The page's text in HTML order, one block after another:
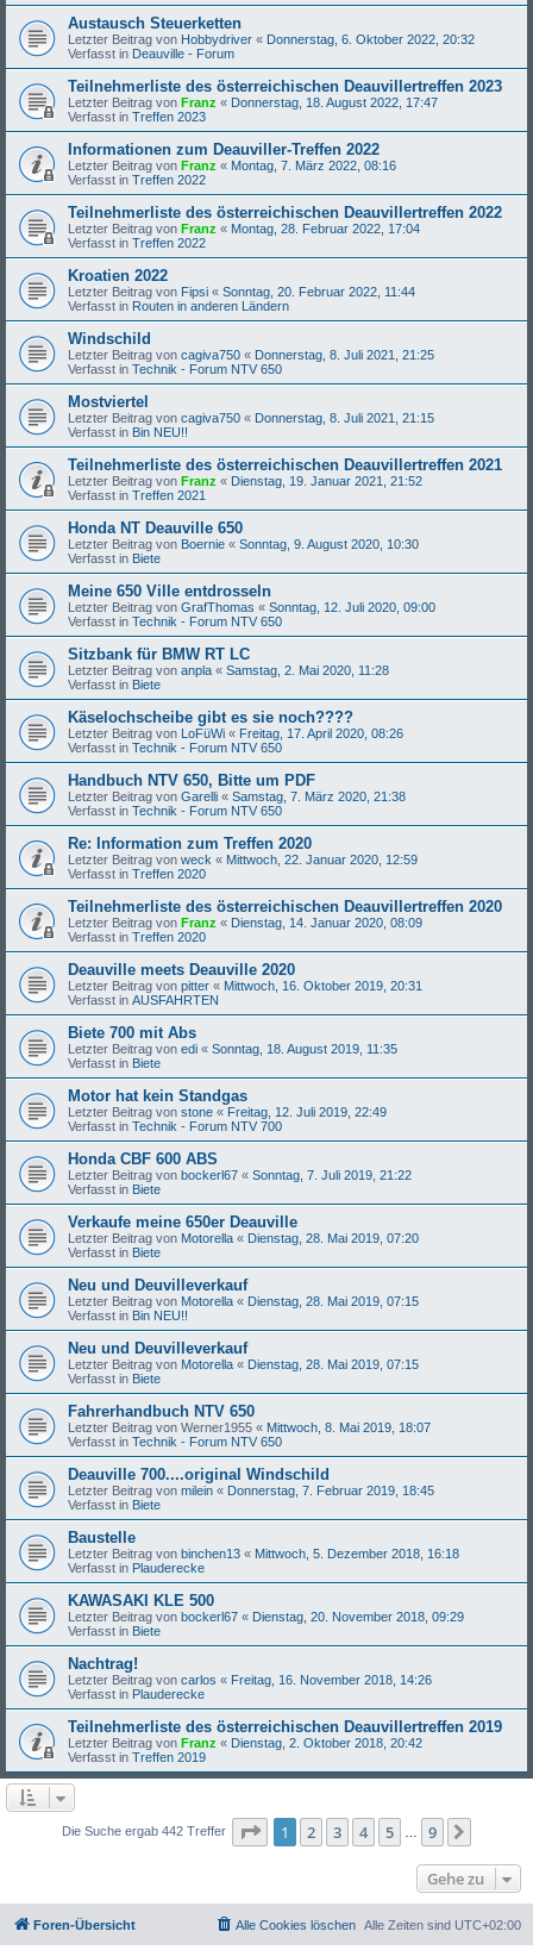
Austausch Steuerketten
Letzter Beitrag von Hobbydriver « Donnerstag, 6. Oktober 2022, 20:32
Verfasst in Deauville - Forum
Teilnehmerliste des österreichischen Deauvillertreffen 2023
Letzter Beitrag von Franz « Donnerstag, 18. August 2022, 17:47
Verfasst in Treffen 2023
Informationen zum Deauviller-Treffen 2022
Letzter Beitrag von Franz « Montag, 7. März 2022, 08:16
Verfasst in Treffen 2022
Teilnehmerliste des österreichischen Deauvillertreffen 2022
Letzter Beitrag von Franz « Montag, 28. Februar 2022, 17:04
Verfasst in Treffen 2022
Kroatien 2022
Letzter Beitrag von Fipsi « Sonntag, 20. Februar 2022, 11:44
Verfasst in Routen in anderen Ländern
Windschild
Letzter Beitrag von cagiva750 « Donnerstag, 8. Juli 2021, 21:25
Verfasst in Technik - Forum NTV 650
Mostviertel
Letzter Beitrag von cagiva750 « Donnerstag, 8. Juli 2021, 21:15
Verfasst in Bin NEU!!
Teilnehmerliste des österreichischen Deauvillertreffen 2021
Letzter Beitrag von Franz « Dienstag, 19. Januar 2021, 21:52
Verfasst in Treffen 2021
Honda NT Deauville 650
Letzter Beitrag von Boernie « Sonntag, 9. August 2020, 10:30
Verfasst in Biete
Meine 650 Ville entdrosseln
Letzter Beitrag von GrafThomas « Sonntag, 12. Juli 2020, 09:00
Verfasst in Technik - Forum NTV 650
Sitzbank für BMW RT LC
Letzter Beitrag von anpla « Samstag, 2. Mai 2020, 11:28
Verfasst in Biete
Käselochscheibe gibt es sie noch????
Letzter Beitrag von LoFüWi « Freitag, 17. April 2020, 08:26
Verfasst in Technik - Forum NTV 650
Handbuch NTV 650, Bitte um PDF
Letzter Beitrag von Garelli « Samstag, 7. März 2020, 21:38
Verfasst in Technik - Forum NTV 650
Re: Information zum Treffen 2020
Letzter Beitrag von weck « Mittwoch, 22. Januar 2020, 12:59
Verfasst in Treffen 2020
Teilnehmerliste des österreichischen Deauvillertreffen 2020
Letzter Beitrag von Franz « Dienstag, 14. Januar 2020, 08:09
Verfasst in Treffen 2020
Deauville meets Deauville 2020
Letzter Beitrag von pitter « Mittwoch, 16. Oktober 2019, 20:31
Verfasst in AUSFAHRTEN
Biete 700 mit Abs
Letzter Beitrag von edi « Sonntag, 18. August 2019, 11:35
Verfasst in Biete
Motor hat kein Standgas
Letzter Beitrag von stone « Freitag, 12. Juli 2019, 22:49
Verfasst in Technik - Forum NTV 700
Honda CBF 600 ABS
Letzter Beitrag von bockerl67 « Sonntag, 7. Juli 2019, 21:22
Verfasst in Biete
Verkaufe meine 650er Deauville
Letzter Beitrag von Motorella « Dienstag, 28. Mai 2019, 07:20
Verfasst in Biete
Neu und Deuvilleverkauf
Letzter Beitrag von Motorella « Dienstag, 28. Mai 2019, 07:15
Verfasst in Bin NEU!!
Neu und Deuvilleverkauf
Letzter Beitrag von Motorella « Dienstag, 28. Mai 2019, 07:15
Verfasst in Biete
Fahrerhandbuch NTV 650
Letzter Beitrag von Werner1955 « Mittwoch, 8. Mai 2019, 18:07
Verfasst in Technik - Forum NTV 650
Deauville 700....original Windschild
Letzter Beitrag von milein « Donnerstag, 7. Februar 2019, 18:45
Verfasst in Biete
Baustelle
Letzter Beitrag von binchen13 « Mittwoch, 5. Dezember 2018, 16:18
Verfasst in Plauderecke
KAWASAKI KLE 500
Letzter Beitrag von bockerl67 « Dienstag, 20. November 2018, 09:29
Verfasst in Biete
Nachtrag!
Letzter Beitrag von carlos « Freitag, 16. November 2018, 14:26
Verfasst in Plauderecke
Teilnehmerliste des österreichischen Deauvillertreffen 2019
Letzter Beitrag von Franz « Dienstag, 2. Oktober 2018, 20:42
Verfasst in Treffen 2019
Die Suche ergab 442 Treffer Seite 1von
1 2 3 4 5 … 9
Gehe zu
Foren-Übersicht Alle Zeiten sind UTC+02:00
Alle Cookies löschen